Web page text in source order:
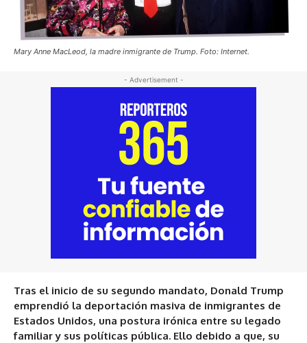
Mary Anne MacLeod, la madre inmigrante de Trump. Foto: Internet.
- Advertisement -
Tras el inicio de su segundo mandato, Donald Trump
emprendió la deportación masiva de inmigrantes de
Estados Unidos, una postura irónica entre su legado
familiar y sus políticas pública. Ello debido a que, su